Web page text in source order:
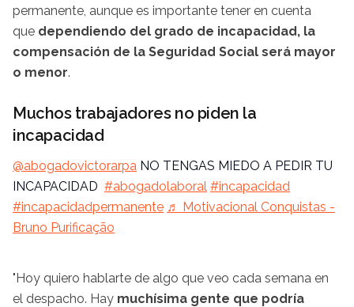
permanente, aunque es importante tener en cuenta
que dependiendo del grado de incapacidad, la
compensación de la Seguridad Social será mayor
o menor.
Muchos trabajadores no piden la
incapacidad
@abogadovictorarpa NO TENGAS MIEDO A PEDIR TU
INCAPACIDAD #abogadolaboral #incapacidad
#incapacidadpermanente ♬ Motivacional Conquistas -
Bruno Purificação
"Hoy quiero hablarte de algo que veo cada semana en
el despacho. Hay muchísima gente que podría